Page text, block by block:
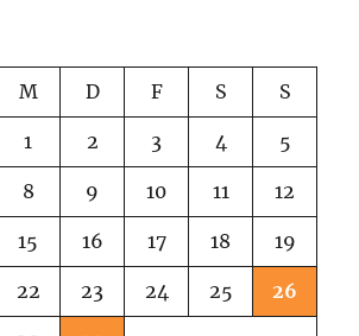
M D F S S
1 2 3 4 5
8 9 10 11 12
15 16 17 18 19
22 23 24 25 26